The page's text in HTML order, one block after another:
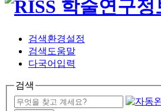
검색환경설정
검색도움말
다국어입력
검색